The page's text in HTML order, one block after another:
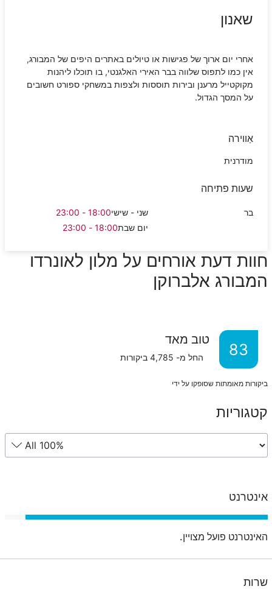
שאנון
אחרי יום ארוך של פגישות או טיולים באתרים היפים של המבורג,
אין כמו לתפוס שלווה בבר האירי האלגנטי, בו תוכלו ליהנות
מקוקטייל מרענן ובירות תוססות ולצפות במשחקי ספורט חשובים
על המסך הגדול.
אַווירה
מודרנית
שעות פתיחה
בר שני - שישי18:00 - 23:00
יום שבת18:00 - 23:00
חוות דעת אורחים על מלון לאונרדו
המבורג אלברוקן
83
טוב מאד
החל מ- 4,785 ביקורות
ביקורות מאומתות שסופקו על ידי
קטגוריות
אינטרנט
האינטרנט פועל מצויין.
שרות